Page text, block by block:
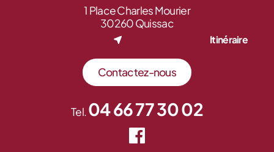
1 Place Charles Mourier
30260 Quissac
Itinéraire
Contactez-nous
Tel.04 66 77 30 02